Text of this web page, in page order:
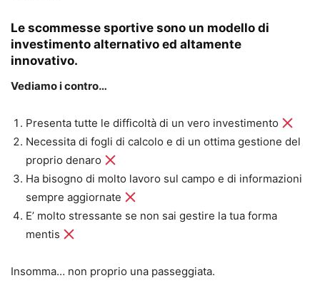
Le scommesse sportive sono un modello di
investimento alternativo ed altamente
innovativo.
Vediamo i contro…
Presenta tutte le difficoltà di un vero investimento
Necessita di fogli di calcolo e di un ottima gestione del
proprio denaro
Ha bisogno di molto lavoro sul campo e di informazioni
sempre aggiornate
E’ molto stressante se non sai gestire la tua forma
mentis
Insomma… non proprio una passeggiata.